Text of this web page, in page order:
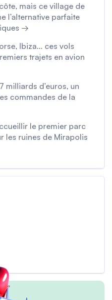
mais ce village de
l’alternative parfaite
→
Ibiza… ces vols
trajets en avion
milliards d’euros, un
commandes de la
le premier parc
les ruines de Mirapolis